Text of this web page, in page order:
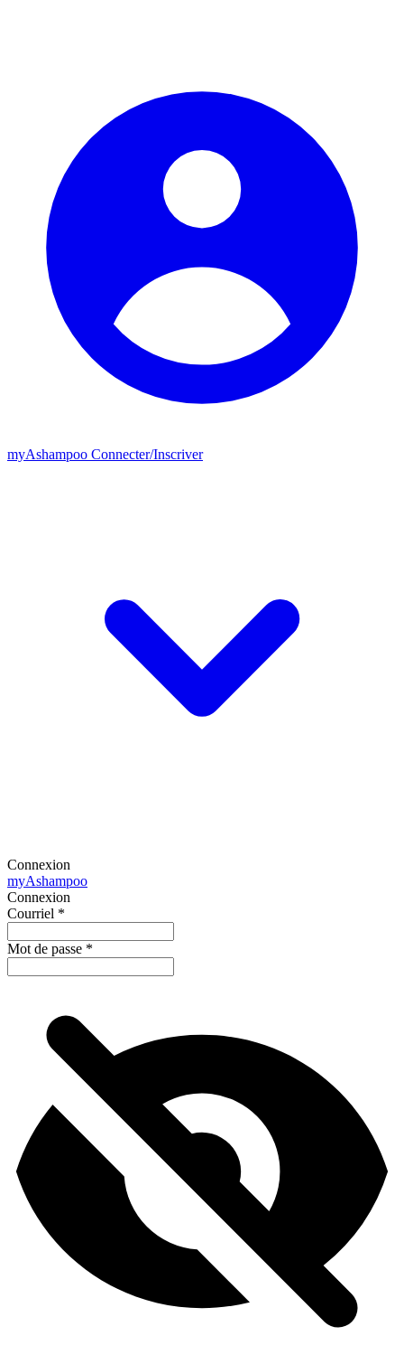
myAshampoo Connecter/Inscriver
Connexion
myAshampoo
Connexion
Courriel *
Mot de passe *